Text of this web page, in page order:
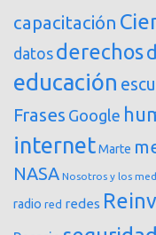
capacitación
datos derechos
educación
Frases Google
internetMarte
NASA Nosotros y los
radio red redes